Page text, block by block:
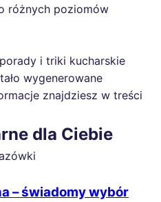
różnych poziomów
i triki kucharskie
wygenerowane
znajdziesz w treści
dla Ciebie
– świadomy wybór